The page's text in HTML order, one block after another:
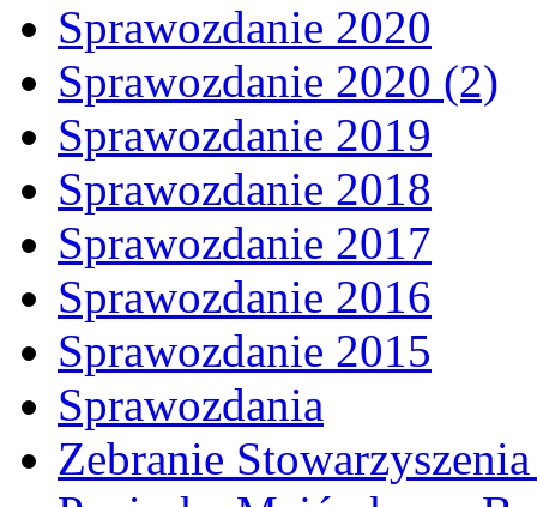
Sprawozdanie 2020
Sprawozdanie 2020 (2)
Sprawozdanie 2019
Sprawozdanie 2018
Sprawozdanie 2017
Sprawozdanie 2016
Sprawozdanie 2015
Sprawozdania
Zebranie